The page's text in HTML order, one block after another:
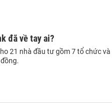
đã về tay ai?
21 nhà đầu tư gồm 7 tổ chức và